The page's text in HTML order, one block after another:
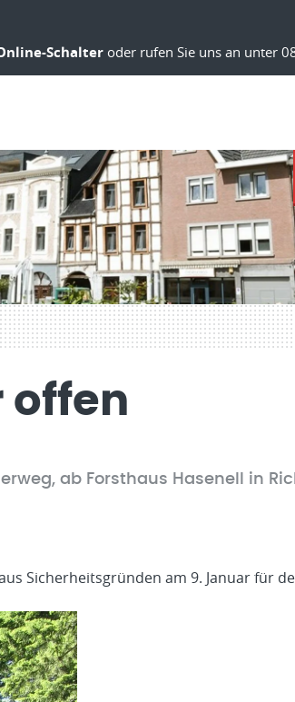
Schalter oder rufen Sie uns an unter
offen
ab Forsthaus Hasenell in
Sicherheitsgründen am 9. Januar für